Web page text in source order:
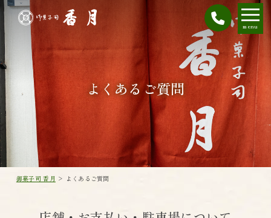
menu
よくあるご質問
御菓子司 香月 > よくあるご質問